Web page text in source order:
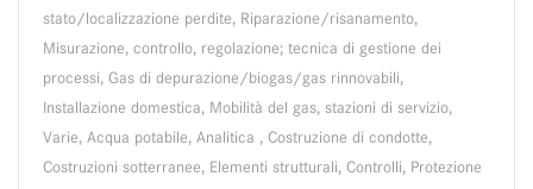
stato/localizzazione perdite, Riparazione/risanamento,
Misurazione, controllo, regolazione; tecnica di gestione dei
processi, Gas di depurazione/biogas/gas rinnovabili,
Installazione domestica, Mobilità del gas, stazioni di servizio,
Varie, Acqua potabile, Analitica , Costruzione di condotte,
Costruzioni sotterranee, Elementi strutturali, Controlli, Protezione